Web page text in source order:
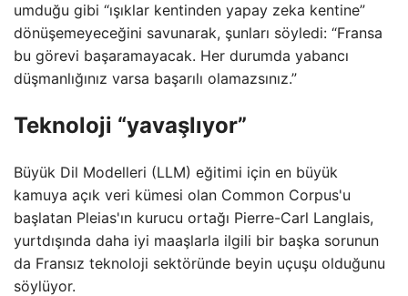
umduğu gibi “ışıklar kentinden yapay zeka kentine”
dönüşemeyeceğini savunarak, şunları söyledi: “Fransa
bu görevi başaramayacak. Her durumda yabancı
düşmanlığınız varsa başarılı olamazsınız.”
Teknoloji “yavaşlıyor”
Büyük Dil Modelleri (LLM) eğitimi için en büyük
kamuya açık veri kümesi olan Common Corpus'u
başlatan Pleias'ın kurucu ortağı Pierre-Carl Langlais,
yurtdışında daha iyi maaşlarla ilgili bir başka sorunun
da Fransız teknoloji sektöründe beyin uçuşu olduğunu
söylüyor.